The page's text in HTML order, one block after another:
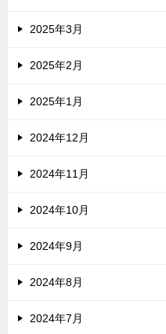
2025年3月
2025年2月
2025年1月
2024年12月
2024年11月
2024年10月
2024年9月
2024年8月
2024年7月